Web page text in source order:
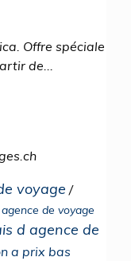
Offre spéciale
de...
voyage /
agence de voyage
d agence de
a prix bas